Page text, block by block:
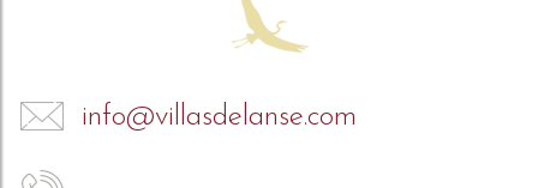
info@villasdelanse.com